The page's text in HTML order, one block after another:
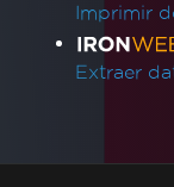
Imprimir
Extraer